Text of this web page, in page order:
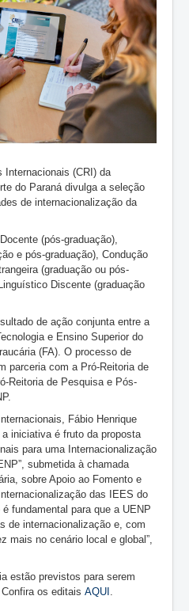
Internacionais (CRI) da
do Paraná divulga a seleção
de internacionalização da
(pós-graduação),
e pós-graduação), Condução
(graduação ou pós-
Discente (graduação
de ação conjunta entre a
e Ensino Superior do
(FA). O processo de
parceria com a Pró-Reitoria de
Reitoria de Pesquisa e Pós-
Fábio Henrique
iniciativa é fruto da proposta
para uma Internacionalização
submetida à chamada
sobre Apoio ao Fomento e
das IEES do
fundamental para que a UENP
de internacionalização e, com
mais no cenário local e global”,
estão previstos para serem
os editais AQUI .